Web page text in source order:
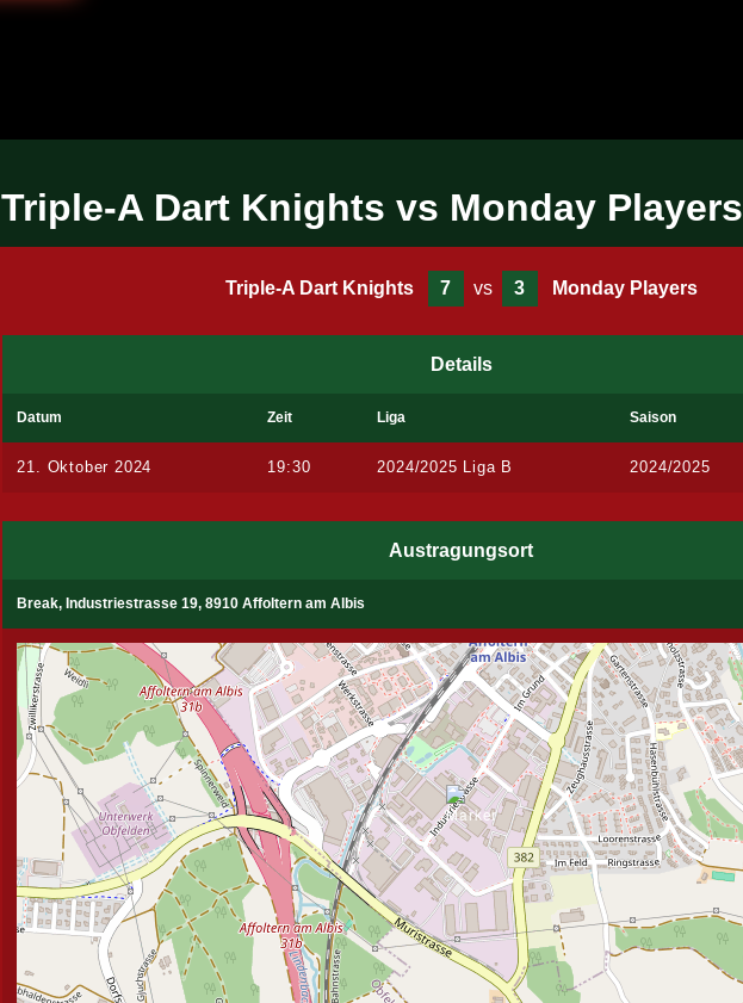
Triple-A Dart Knights vs Monday Players
Triple-A Dart Knights 7 vs 3 Monday Players
Details
Datum Zeit Liga Saison
21. Oktober 2024 19:30 2024/2025 Liga B 2024/2025
Austragungsort
Break, Industriestrasse 19, 8910 Affoltern am Albis